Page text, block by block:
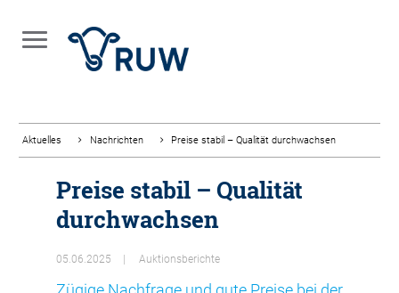
Aktuelles Nachrichten Preise stabil – Qualität durchwachsen
Preise stabil – Qualität
durchwachsen
05.06.2025 Auktionsberichte